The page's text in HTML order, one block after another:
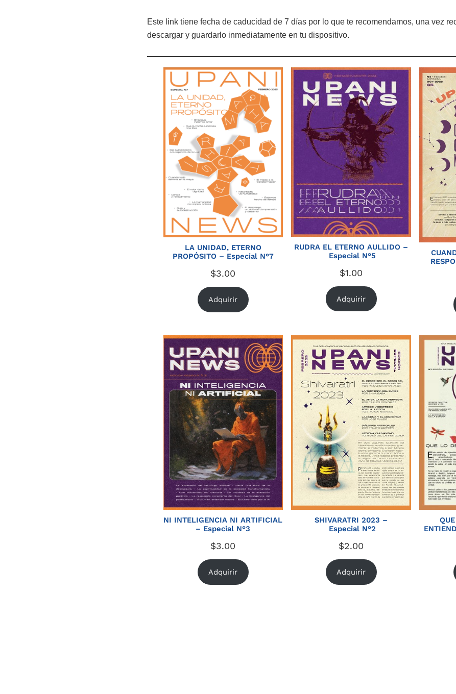
Este link tiene fecha de caducidad de 7 días por lo que te recomendamos, una vez
descargar y guardarlo inmediatamente en tu dispositivo.
LA UNIDAD, ETERNO
PROPÓSITO – Especial N°7
$3.00
Adquirir
RUDRA EL ETERNO AULLIDO –
Especial N°5
$1.00
Adquirir
NI INTELIGENCIA NI ARTIFICIAL
– Especial N°3
$3.00
Adquirir
SHIVARATRI 2023 –
Especial N°2
$2.00
Adquirir